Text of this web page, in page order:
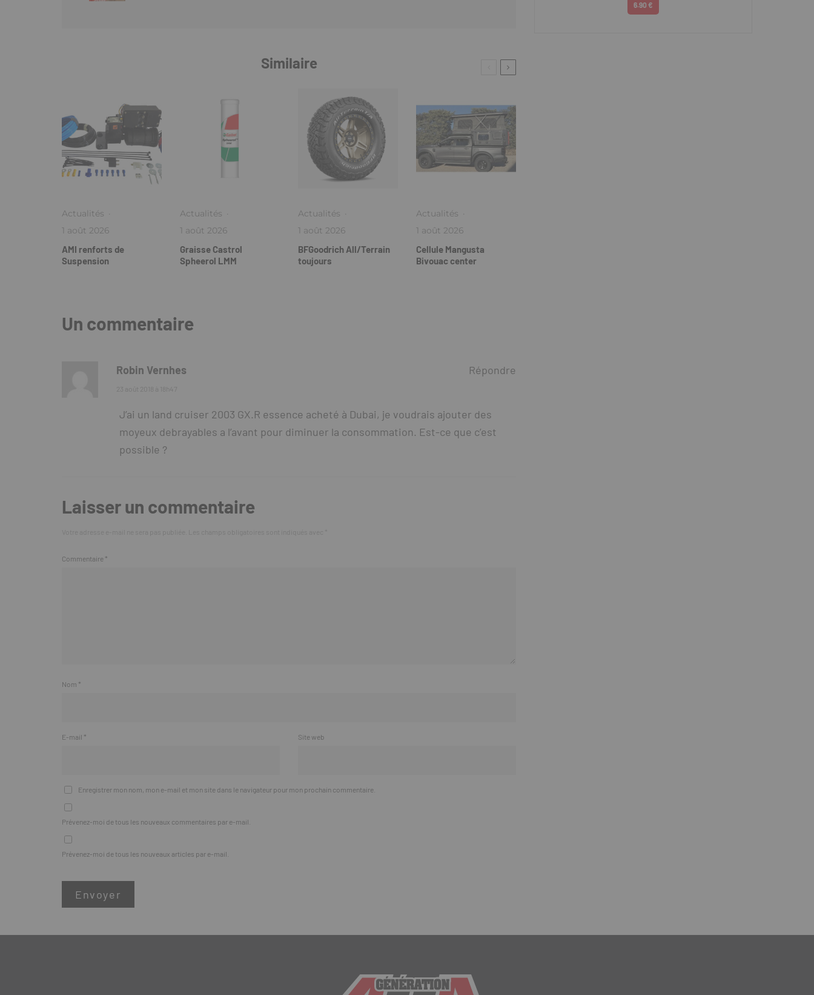
Similaire
Actualités ·
1 août 2026
AMI renforts de
Suspension
Actualités ·
1 août 2026
Graisse Castrol
Spheerol LMM
Actualités ·
1 août 2026
BFGoodrich All/Terrain
toujours
Actualités ·
1 août 2026
Cellule Mangusta
Bivouac center
Un commentaire
Robin Vernhes
23 août 2018 à 18h47
J’ai un land cruiser 2003 GX.R essence acheté à Dubai, je voudrais ajouter des
moyeux debrayables a l’avant pour diminuer la consommation. Est-ce que c’est
possible ?
Répondre
Laisser un commentaire
Commentaire *
Nom *
E-mail * Site web
Enregistrer mon nom, mon e-mail et mon site dans le navigateur pour mon prochain commentaire.
Prévenez-moi de tous les nouveaux commentaires par e-mail.
Prévenez-moi de tous les nouveaux articles par e-mail.
6.90 €